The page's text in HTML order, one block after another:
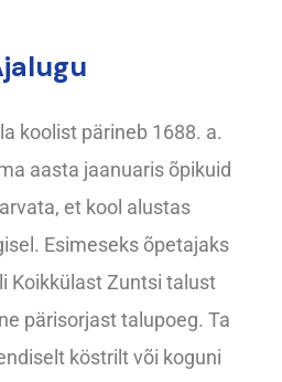
koolist pärineb 1688. a.
aasta jaanuaris õpikuid
et kool alustas
Esimeseks õpetajaks
Koikkülast Zuntsi talust
pärisorjast talupoeg. Ta
köstrilt või koguni